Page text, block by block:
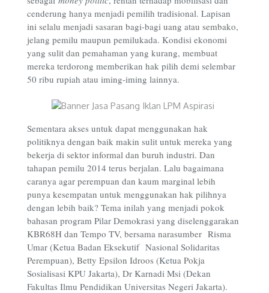
cenderung hanya menjadi pemilih tradisional. Lapisan
ini selalu menjadi sasaran bagi-bagi uang atau sembako,
jelang pemilu maupun pemilukada. Kondisi ekonomi
yang sulit dan pemahaman yang kurang, membuat
mereka terdorong memberikan hak pilih demi selembar
50 ribu rupiah atau iming-iming lainnya.
Sementara akses untuk dapat menggunakan hak
politiknya dengan baik makin sulit untuk mereka yang
bekerja di sektor informal dan buruh industri. Dan
tahapan pemilu 2014 terus berjalan. Lalu bagaimana
caranya agar perempuan dan kaum marginal lebih
punya kesempatan untuk menggunakan hak pilihnya
dengan lebih baik? Tema inilah yang menjadi pokok
bahasan program Pilar Demokrasi yang diselenggarakan
KBR68H dan Tempo TV, bersama narasumber Risma
Umar (Ketua Badan Eksekutif Nasional Solidaritas
Perempuan), Betty Epsilon Idroos (Ketua Pokja
Sosialisasi KPU Jakarta), Dr Karnadi Msi (Dekan
Fakultas Ilmu Pendidikan Universitas Negeri Jakarta).